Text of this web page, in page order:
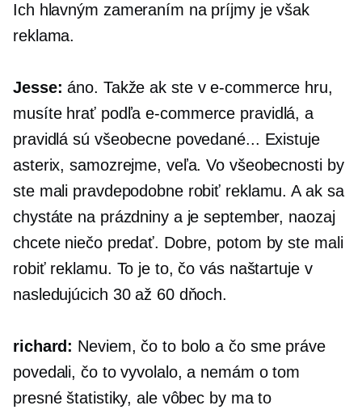
Ich hlavným zameraním na príjmy je však
reklama.
Jesse: áno. Takže ak ste ve-commerce hru,
musíte hrať podľae-commerce pravidlá, a
pravidlá sú všeobecne povedané... Existuje
asterix, samozrejme, veľa. Vo všeobecnosti by
ste mali pravdepodobne robiť reklamu. A ak sa
chystáte na prázdniny a je september, naozaj
chcete niečo predať. Dobre, potom by ste mali
robiť reklamu. To je to, čo vás naštartuje v
nasledujúcich 30 až 60 dňoch.
richard: Neviem, čo to bolo a čo sme práve
povedali, čo to vyvolalo, a nemám o tom
presné štatistiky, ale vôbec by ma to